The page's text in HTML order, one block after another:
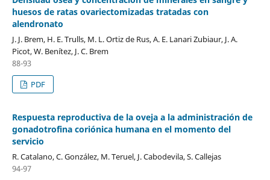
huesos de ratas ovariectomizadas tratadas con
alendronato
J. J. Brem, H. E. Trulls, M. L. Ortiz de Rus, A. E. Lanari Zubiaur, J. A.
Picot, W. Benítez, J. C. Brem
88-93
PDF
Respuesta reproductiva de la oveja a la administración de
gonadotrofina coriónica humana en el momento del
servicio
R. Catalano, C. González, M. Teruel, J. Cabodevila, S. Callejas
94-97